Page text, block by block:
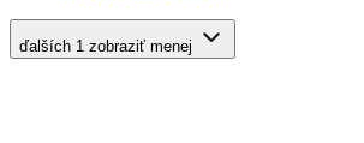
ďalších 1 zobraziť menej